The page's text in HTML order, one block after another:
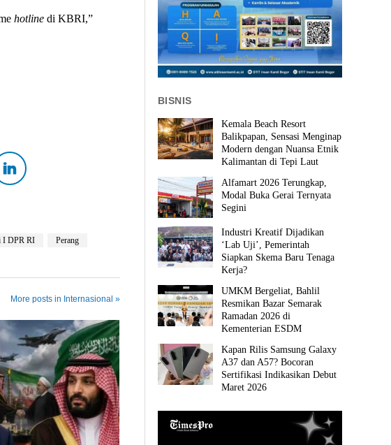
hotlinedi KBRI,”
I DPR RI
Perang
More posts in Internasional »
BISNIS
Kemala Beach Resort
Balikpapan, Sensasi Menginap
Modern dengan Nuansa Etnik
Kalimantan di Tepi Laut
Alfamart 2026 Terungkap,
Modal Buka Gerai Ternyata
Segini
Industri Kreatif Dijadikan
‘Lab Uji’, Pemerintah
Siapkan Skema Baru Tenaga
Kerja?
UMKM Bergeliat, Bahlil
Resmikan Bazar Semarak
Ramadan 2026 di
Kementerian ESDM
Kapan Rilis Samsung Galaxy
A37 dan A57? Bocoran
Sertifikasi Indikasikan Debut
Maret 2026